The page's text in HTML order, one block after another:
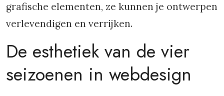
grafische elementen, ze kunnen je ontwerpen
verlevendigen en verrijken.
De esthetiek van de vier
seizoenen in webdesign